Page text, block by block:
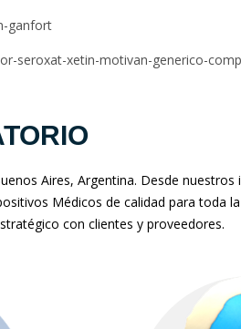
ganfort
seroxat-xetin-motivan-generico-
Aires, Argentina. Desde nuestros
Médicos de calidad para toda
con clientes y proveedores.